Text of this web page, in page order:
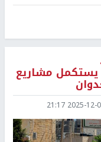
يستكمل مشاريع
2025-12-02